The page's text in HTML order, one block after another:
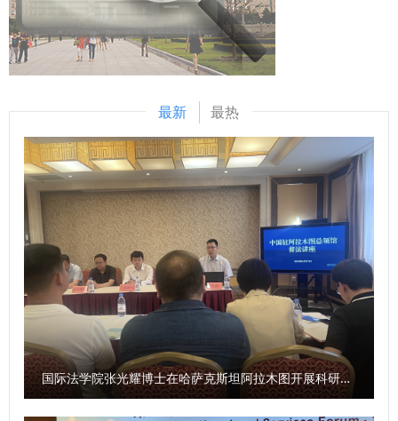
全方位法治保障。 （供稿：国际法学院（国际仲裁学院） 撰
稿：韩潇 审核：李立）
城市的重要阶段，需要更高水平法治建设赋能经济社会高质量
发展。期待双方在已有合作成果基础上，进一步聚焦铜川法治
建设现实需求，开展全方位、深层次的合作交流，推动法治铜
川、平安铜川建设行稳致远。 在双方共同见证下，常安与李
鹏代表双方签署协议。 签约仪式前，赵万东一行前往锦园社
区、政务服务大厅、法治宣传教育实践中心参观调研。 铜川
市直有关部门、市中级人民法院、市人民检察院和我校相关职
能部门、学院主要负责人参加签约仪式。 （供稿：党政办公
室 撰稿：冯晨光 审核：刘淑宝）
树立和践行正确政绩观、推动学院事业高质量发展作交流发
言。 会议要求，要把学习贯彻习近平总书记重要讲话和重要
指示精神作为首要政治任务，深学细悟正确政绩观内涵要义，
坚持立德树人根本任务，立足民商法学科优势，紧扣“十五
五”开局部署，主动对接国家重大战略和区域发展需求，强化
学科建设与有组织科研，全面提升人才培养、科学研究与社会
服务能力，严守意识形态阵地与安全风险底线，以实干实绩推
动学院事业高质量发展，为学校建设贡献民商力量。 康鹏对
本次中心组学习成效给予充分肯定。他表示，本次学习组织规
范、学习扎实、研讨深入、成效明显，希望学院持续强化理论
武装，拓展形式载体、抓好个人自学、加强调查研究，多措并
举做实党委理论学习中心组学习工作，切实把学习成果转化为
干事创业实效，奋力推动学院事业再上新台阶。 （供稿：民
商法学院 撰稿：戴安妮 审核：李君）
最新 最热
国际法学院张光耀博士在哈萨克斯坦阿拉木图开展科研与社会服务活动